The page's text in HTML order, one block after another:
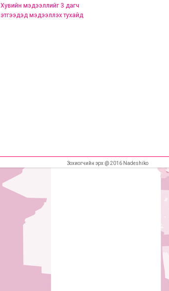
Хувийн мэдээллийг 3 дагч
этгээдэд мэдээллэх тухайд
Зохиогчийн эрх @ 2016 Nadeshiko